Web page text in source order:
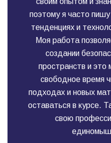
поэтому я часто
тенденциях и
Моя работа
создании
пространств и это
свободное время
подходах и новых
оставаться в курсе.
свою